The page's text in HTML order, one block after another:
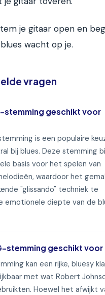
je gitaar open en
wacht op je.
vragen
stemming geschikt voor
is een populaire
bij blues. Deze stemming
basis voor het spelen van
waardoor het
"glissando" techniek te
emotionele diepte van de
stemming geschikt voor
kan een rijke, bluesy
met wat Robert
Hoewel het afwijkt